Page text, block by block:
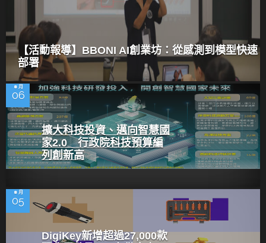
【活動報導】BBONI AI創業坊：從感測到模型快速
部署
8 月
06
擴大科技投資、邁向智慧國
家2.0 行政院科技預算編
列創新高
8 月
05
DigiKey新增超過27,000款